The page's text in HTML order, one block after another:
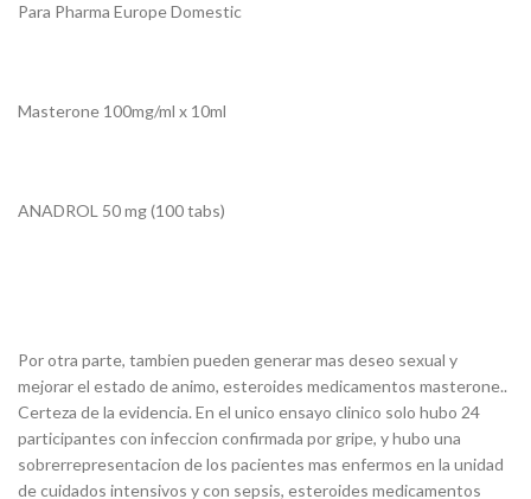
Para Pharma Europe Domestic
Masterone 100mg/ml x 10ml
ANADROL 50 mg (100 tabs)
Por otra parte, tambien pueden generar mas deseo sexual y
mejorar el estado de animo, esteroides medicamentos masterone..
Certeza de la evidencia. En el unico ensayo clinico solo hubo 24
participantes con infeccion confirmada por gripe, y hubo una
sobrerrepresentacion de los pacientes mas enfermos en la unidad
de cuidados intensivos y con sepsis, esteroides medicamentos